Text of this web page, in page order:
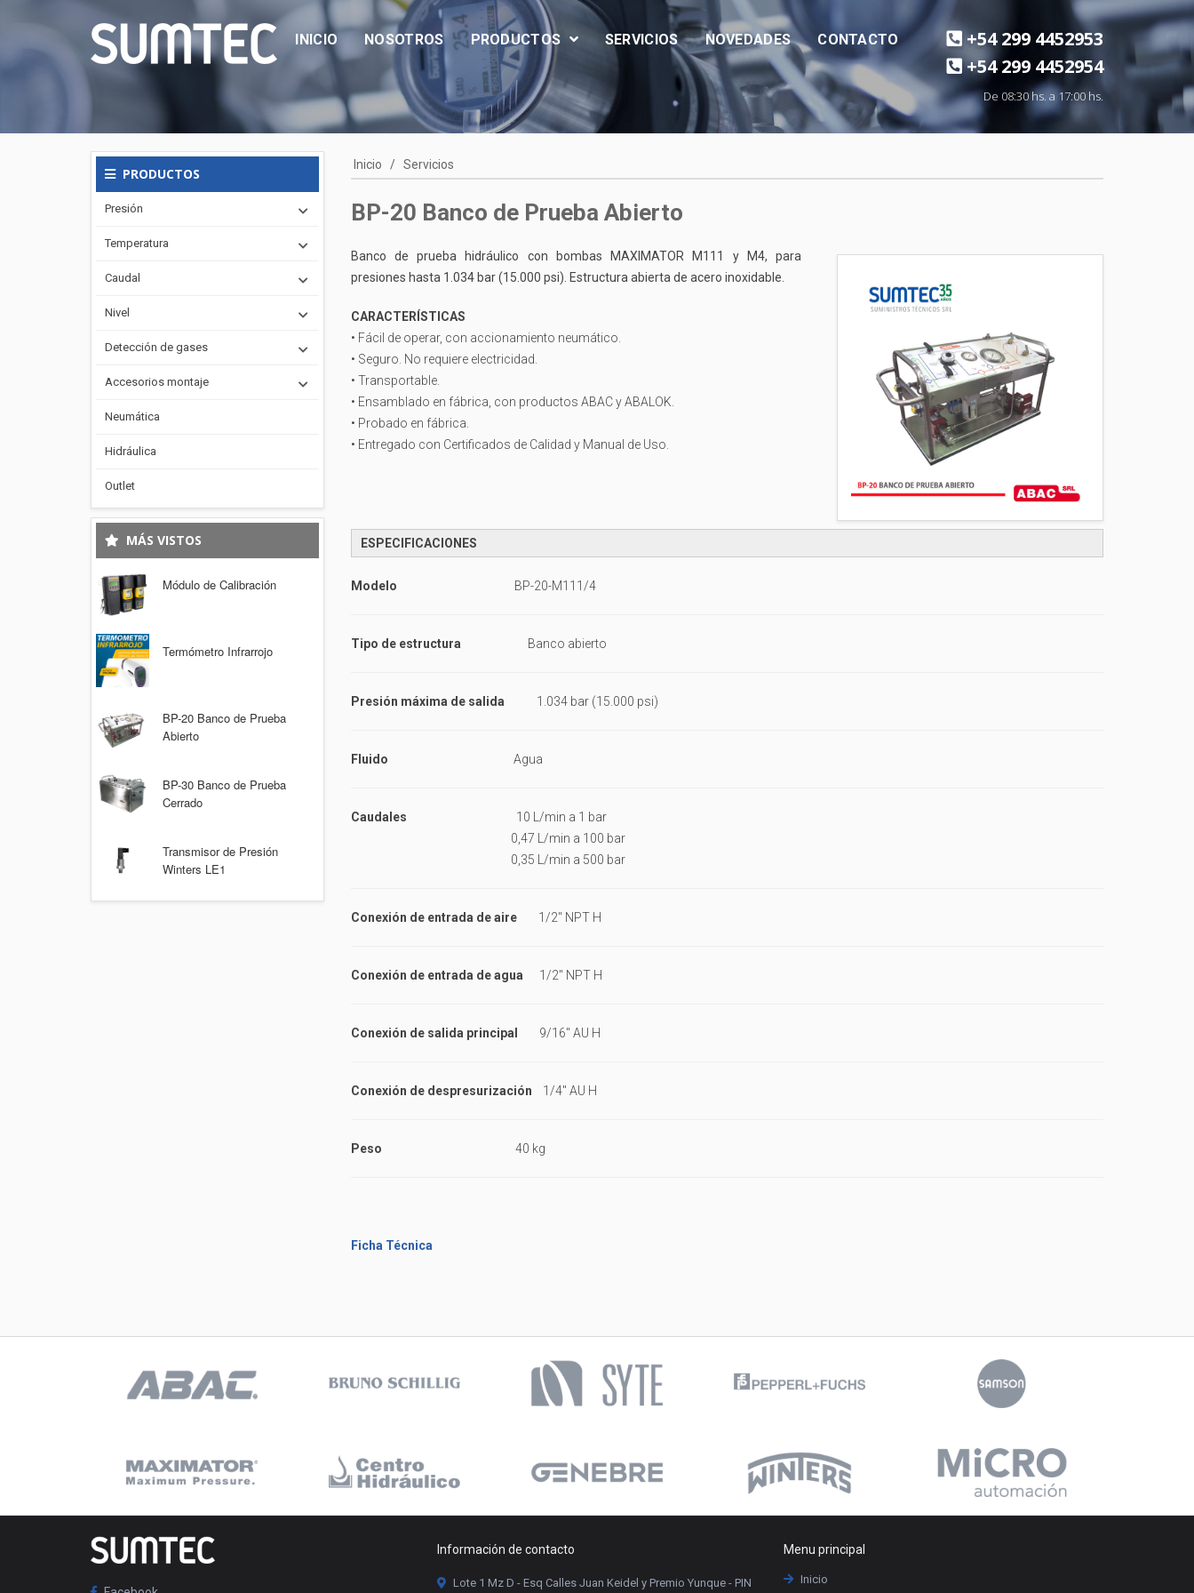
INICIO NOSOTROS PRODUCTOS SERVICIOS NOVEDADES CONTACTO
+54 299 4452953
+54 299 4452954
De 08:30 hs. a 17:00 hs.
PRODUCTOS
Presión
Temperatura
Caudal
Nivel
Detección de gases
Accesorios montaje
Neumática
Hidráulica
Outlet
MÁS VISTOS
Módulo de Calibración
Termómetro Infrarrojo
BP-20 Banco de Prueba
Abierto
BP-30 Banco de Prueba
Cerrado
Transmisor de Presión
Winters LE1
Inicio / Servicios
BP-20 Banco de Prueba Abierto
Banco de prueba hidráulico con bombas MAXIMATOR M111 y M4, para
presiones hasta 1.034 bar (15.000 psi). Estructura abierta de acero inoxidable.
CARACTERÍSTICAS
• Fácil de operar, con accionamiento neumático.
• Seguro. No requiere electricidad.
• Transportable.
• Ensamblado en fábrica, con productos ABAC y ABALOK.
• Probado en fábrica.
• Entregado con Certificados de Calidad y Manual de Uso.
ESPECIFICACIONES
Modelo BP-20-M111/4
Tipo de estructura Banco abierto
Presión máxima de salida 1.034 bar (15.000 psi)
Fluido Agua
Caudales 10 L/min a 1 bar
0,47 L/min a 100 bar
0,35 L/min a 500 bar
Conexión de entrada de aire 1/2" NPT H
Conexión de entrada de agua 1/2" NPT H
Conexión de salida principal 9/16" AU H
Conexión de despresurización 1/4" AU H
Peso 40 kg
Ficha Técnica
Información de contacto
Lote 1 Mz D - Esq Calles Juan Keidel y Premio Yunque - PIN
Menu principal
Inicio